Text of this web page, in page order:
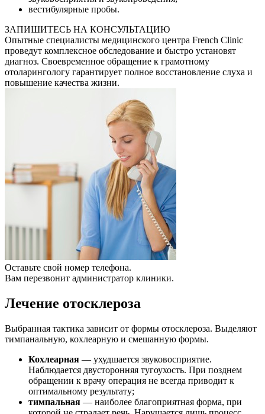
вестибулярные пробы.
ЗАПИШИТЕСЬ НА КОНСУЛЬТАЦИЮ
Опытные специалисты медицинского центра French Clinic
проведут комплексное обследование и быстро установят
диагноз. Своевременное обращение к грамотному
отоларингологу гарантирует полное восстановление слуха и
повышение качества жизни.
Оставьте свой номер телефона.
Вам перезвонит администратор клиники.
Лечение отосклероза
Выбранная тактика зависит от формы отосклероза. Выделяют
тимпанальную, кохлеарную и смешанную формы.
Кохлеарная — ухудшается звуковосприятие.
Наблюдается двусторонняя тугоухость. При позднем
обращении к врачу операция не всегда приводит к
оптимальному результату;
тимпальная — наиболее благоприятная форма, при